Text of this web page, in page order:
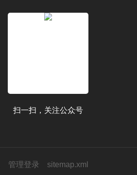
扫一扫，关注公众号
管理登录 sitemap.xml